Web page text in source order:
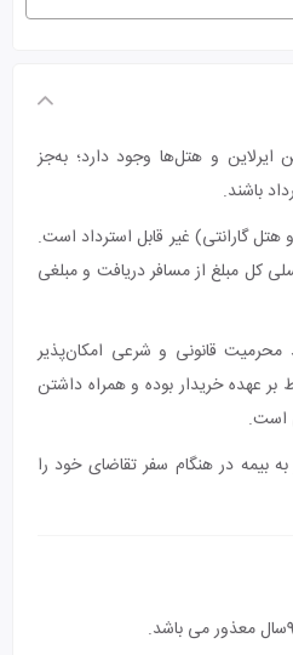
ایرلاین و هتل‌ها وجود دارد؛ به‌جز
باشند.
و هتل گارانتی) غیر قابل استرداد است.
کل مبلغ از مسافر دریافت و مبلغی
محرمیت قانونی و شرعی امکان‌پذیر
عهده خریدار بوده و همراه داشتن
است.
بیمه در هنگام سفر تقاضای خود را